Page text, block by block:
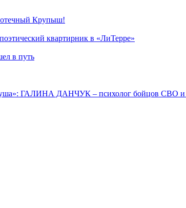
Крупыш!
квартирник в «ЛиТерре»
в путь
ГАЛИНА ДАНЧУК – психолог бойцов СВО и